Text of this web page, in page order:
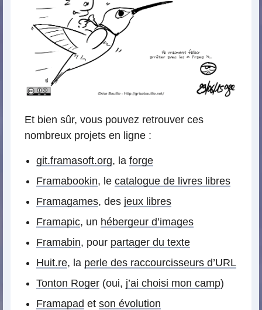
Et bien sûr, vous pouvez retrouver ces
nombreux projets en ligne :
git.framasoft.org, la forge
Framabookin, le catalogue de livres libres
Framagames, des jeux libres
Framapic, un hébergeur d’images
Framabin, pour partager du texte
Huit.re, la perle des raccourcisseurs d’URL
Tonton Roger (oui, j’ai choisi mon camp)
Framapad et son évolution